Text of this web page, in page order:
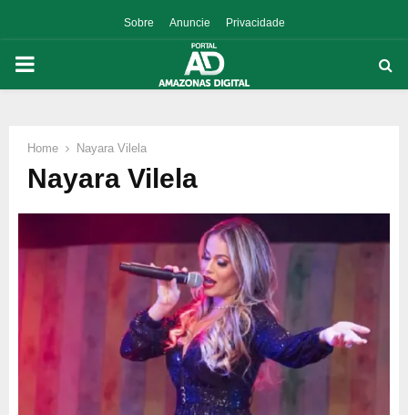
Sobre Anuncie Privacidade
PRIMARY
Home Nayara Vilela
Nayara Vilela